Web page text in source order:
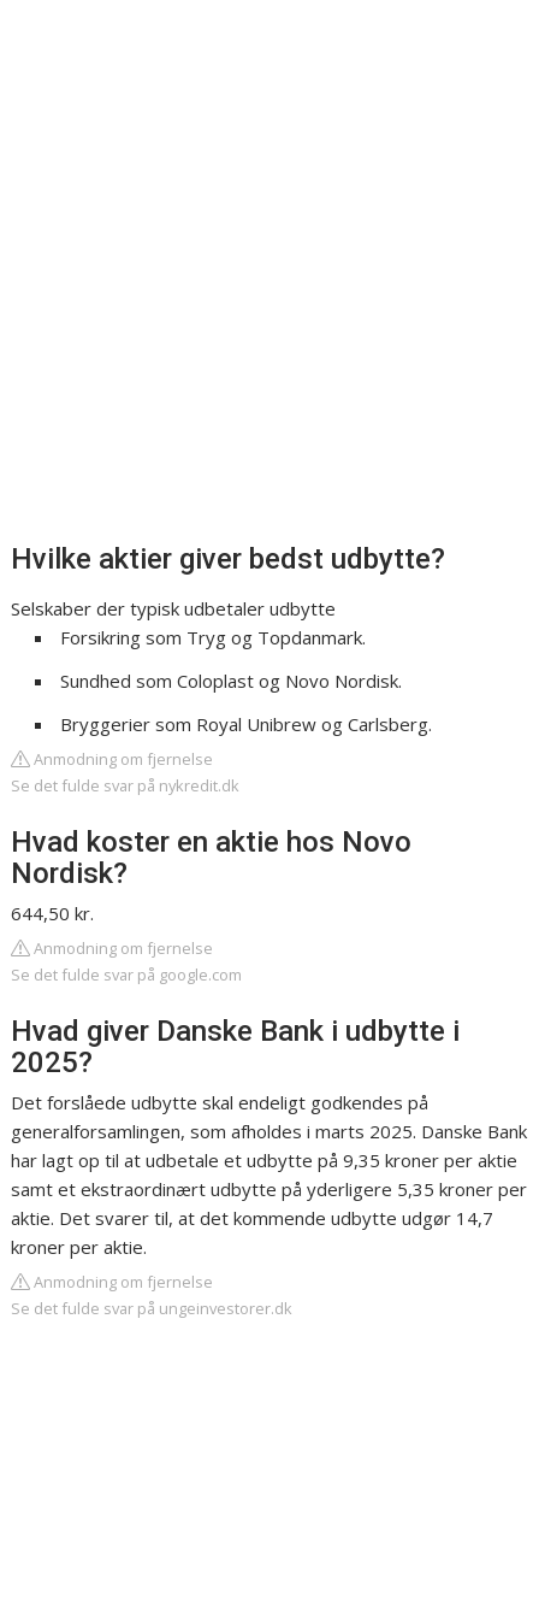
Hvilke aktier giver bedst udbytte?
Selskaber der typisk udbetaler udbytte
Forsikring som Tryg og Topdanmark.
Sundhed som Coloplast og Novo Nordisk.
Bryggerier som Royal Unibrew og Carlsberg.
Anmodning om fjernelse
Se det fulde svar på nykredit.dk
Hvad koster en aktie hos Novo
Nordisk?
644,50 kr.
Anmodning om fjernelse
Se det fulde svar på google.com
Hvad giver Danske Bank i udbytte i
2025?
Det forslåede udbytte skal endeligt godkendes på
generalforsamlingen, som afholdes i marts 2025. Danske Bank
har lagt op til at udbetale et udbytte på 9,35 kroner per aktie
samt et ekstraordinært udbytte på yderligere 5,35 kroner per
aktie. Det svarer til, at det kommende udbytte udgør 14,7
kroner per aktie.
Anmodning om fjernelse
Se det fulde svar på ungeinvestorer.dk